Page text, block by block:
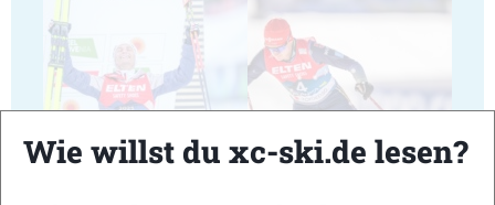
Wie willst du xc-ski.de lesen?